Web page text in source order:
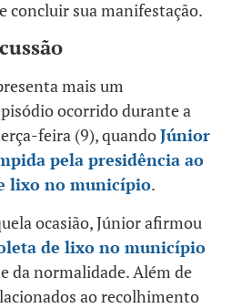
concluir sua manifestação.
mais um
ocorrido durante a
feira (9), quandoJúnior
pela presidência ao
lixo no município.
ocasião, Júnior afirmou
de lixo no município
da normalidade. Além de
ao recolhimento